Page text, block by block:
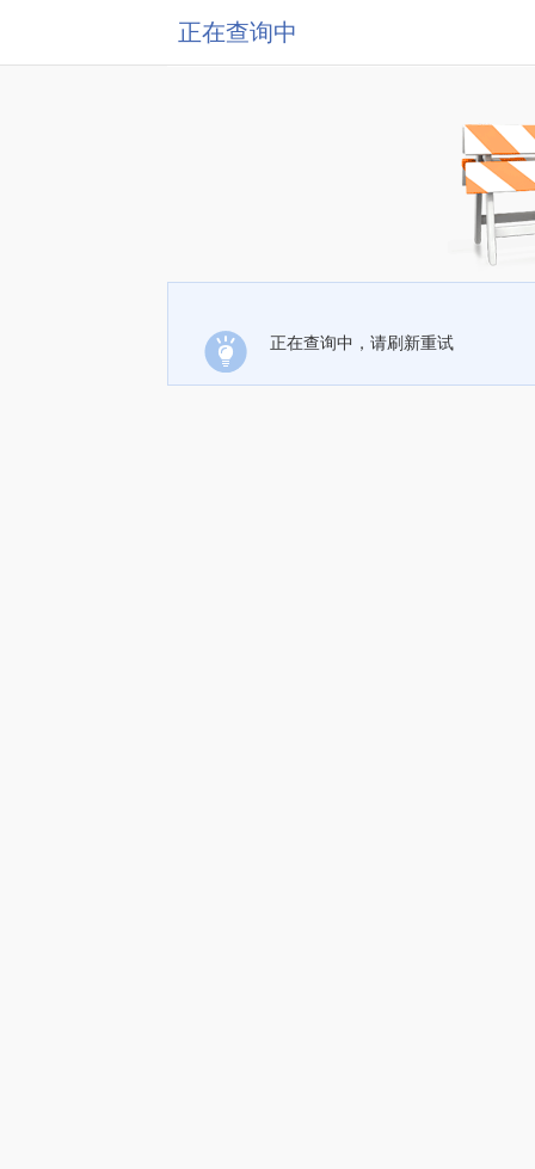
正在查询中
正在查询中，请刷新重试